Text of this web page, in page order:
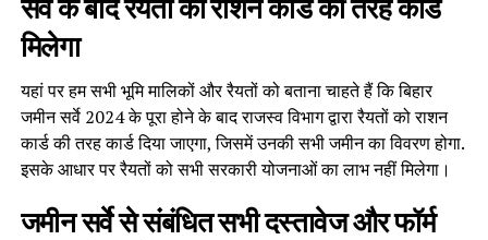
सर्वे के बाद रैयतो को राशन कार्ड की तरह कार्ड
मिलेगा
यहां पर हम सभी भूमि मालिकों और रैयतों को बताना चाहते हैं कि बिहार
जमीन सर्वे 2024 के पूरा होने के बाद राजस्व विभाग द्वारा रैयतों को राशन
कार्ड की तरह कार्ड दिया जाएगा, जिसमें उनकी सभी जमीन का विवरण होगा.
इसके आधार पर रैयतों को सभी सरकारी योजनाओं का लाभ नहीं मिलेगा।
जमीन सर्वे से संबंधित सभी दस्तावेज और फॉर्म